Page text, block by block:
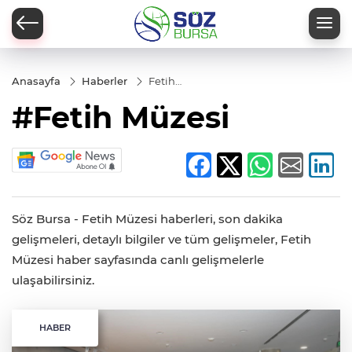
Anasayfa Haberler
Fetih
#Fetih Müzesi
Söz Bursa - Fetih Müzesi haberleri, son dakika
gelişmeleri, detaylı bilgiler ve tüm gelişmeler, Fetih
Müzesi haber sayfasında canlı gelişmelerle
ulaşabilirsiniz.
HABER